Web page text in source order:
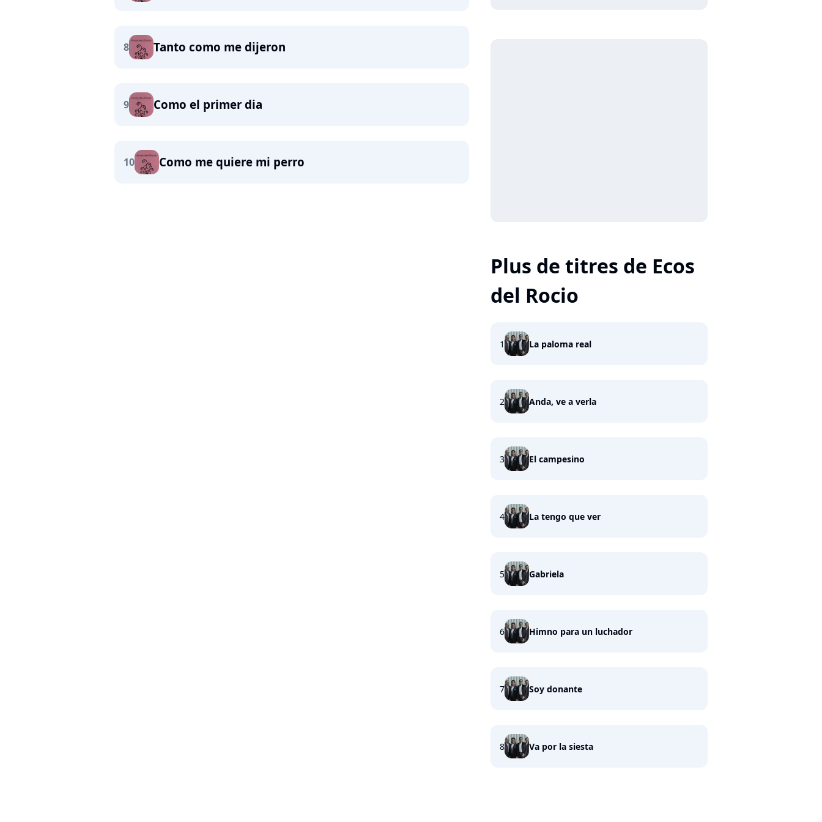
8 Tanto como me dijeron
9 Como el primer dia
10 Como me quiere mi perro
Plus de titres de Ecos
del Rocio
1 La paloma real
2 Anda, ve a verla
3 El campesino
4 La tengo que ver
5 Gabriela
6 Himno para un luchador
7 Soy donante
8 Va por la siesta